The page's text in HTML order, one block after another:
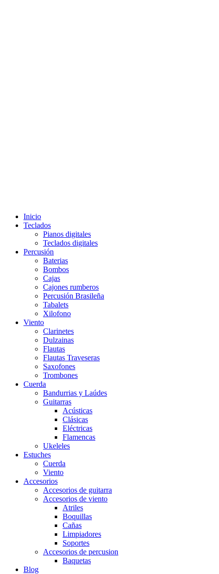
Inicio
Teclados
Pianos digitales
Teclados digitales
Percusión
Baterias
Bombos
Cajas
Cajones rumberos
Percusión Brasileña
Tabalets
Xilofono
Viento
Clarinetes
Dulzainas
Flautas
Flautas Traveseras
Saxofones
Trombones
Cuerda
Bandurrias y Laúdes
Guitarras
Acústicas
Clásicas
Eléctricas
Flamencas
Ukeleles
Estuches
Cuerda
Viento
Accesorios
Accesorios de guitarra
Accesorios de viento
Atriles
Boquillas
Cañas
Limpiadores
Soportes
Accesorios de percusion
Baquetas
Blog